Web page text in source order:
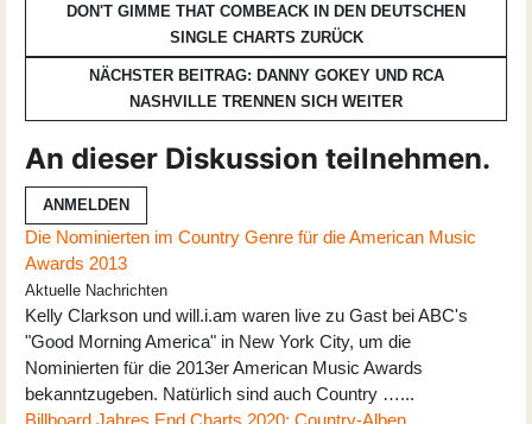
DON'T GIMME THAT COMBEACK IN DEN DEUTSCHEN
SINGLE CHARTS ZURÜCK
NÄCHSTER BEITRAG: DANNY GOKEY UND RCA
NASHVILLE TRENNEN SICH WEITER
An dieser Diskussion teilnehmen.
ANMELDEN
Die Nominierten im Country Genre für die American Music
Awards 2013
Aktuelle Nachrichten
Kelly Clarkson und will.i.am waren live zu Gast bei ABC's
"Good Morning America" in New York City, um die
Nominierten für die 2013er American Music Awards
bekanntzugeben. Natürlich sind auch Country …...
Billboard Jahres End Charts 2020: Country-Alben